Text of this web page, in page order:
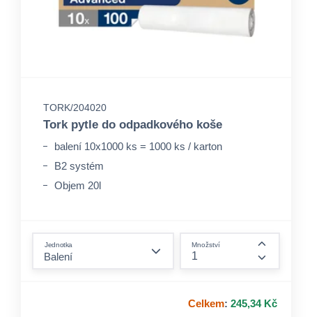
TORK/204020
Tork pytle do odpadkového koše
balení 10x1000 ks = 1000 ks / karton
B2 systém
Objem 20l
Jednotka Množství
Celkem: 245,34 Kč